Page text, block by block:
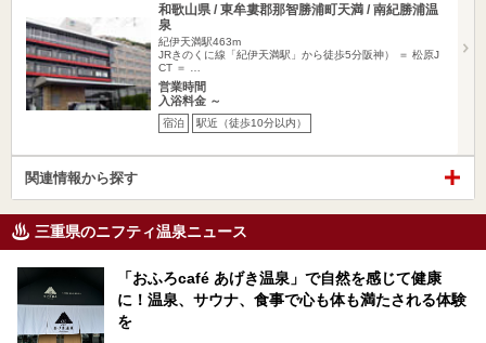
和歌山県 / 東牟婁郡那智勝浦町天満 / 南紀勝浦温
泉
紀伊天満駅463m
JRきのくに線「紀伊天満駅」から徒歩5分阪神） ＝ 松原J
CT ＝ …
営業時間
入浴料金 ～
宿泊 駅近（徒歩10分以内）
関連情報から探す
三重県のニフティ温泉ニュース
「おふろcafé あげき温泉」で自然を感じて健康
に！温泉、サウナ、食事で心も体も満たされる体験
を